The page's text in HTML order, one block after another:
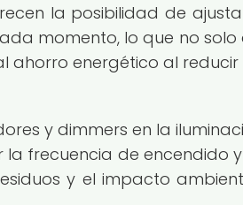
la posibilidad de
momento, lo que no
ahorro energético al
y dimmers en la
la frecuencia de encendido
y el impacto